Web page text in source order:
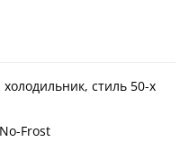
стиль 50-х
Frost